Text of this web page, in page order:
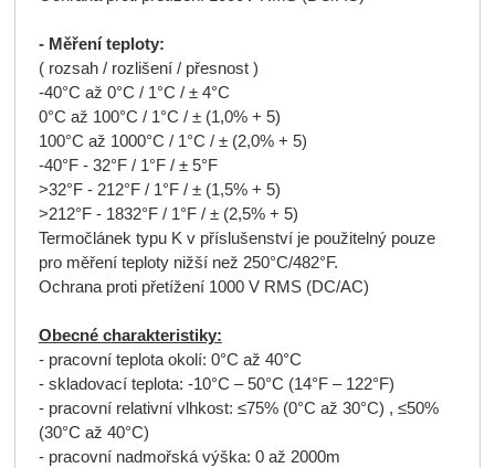
- Měření teploty:
( rozsah / rozlišení / přesnost )
-40°C až 0°C / 1°C / ± 4°C
0°C až 100°C / 1°C / ± (1,0% + 5)
100°C až 1000°C / 1°C / ± (2,0% + 5)
-40°F - 32°F / 1°F / ± 5°F
>32°F - 212°F / 1°F / ± (1,5% + 5)
>212°F - 1832°F / 1°F / ± (2,5% + 5)
Termočlánek typu K v příslušenství je použitelný pouze
pro měření teploty nižší než 250°C/482°F.
Ochrana proti přetížení 1000 V RMS (DC/AC)
Obecné charakteristiky:
- pracovní teplota okolí: 0°C až 40°C
- skladovací teplota: -10°C – 50°C (14°F – 122°F)
- pracovní relativní vlhkost: ≤75% (0°C až 30°C) , ≤50%
(30°C až 40°C)
- pracovní nadmořská výška: 0 až 2000m